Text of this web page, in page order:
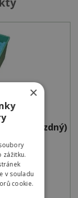
(prázdný)
×
zážitku.
v souladu
cookie.